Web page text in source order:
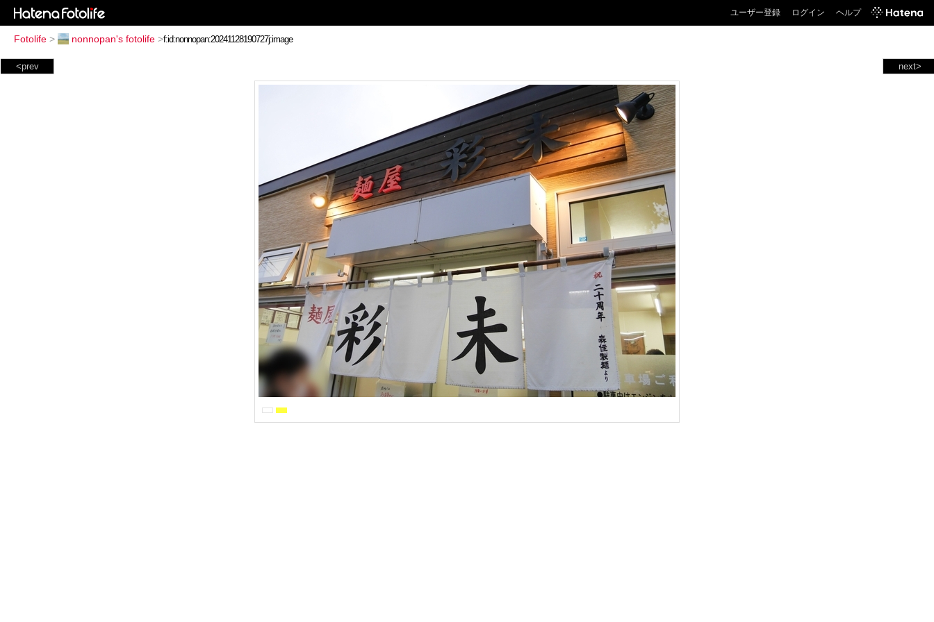
ユーザー登録 ログイン ヘルプ
Fotolife > nonnopan's fotolife >
next>
<prev